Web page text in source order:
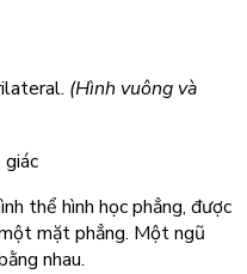
(Hình vuông và
thể hình học phẳng, được
mặt phẳng. Một ngũ
nhau.